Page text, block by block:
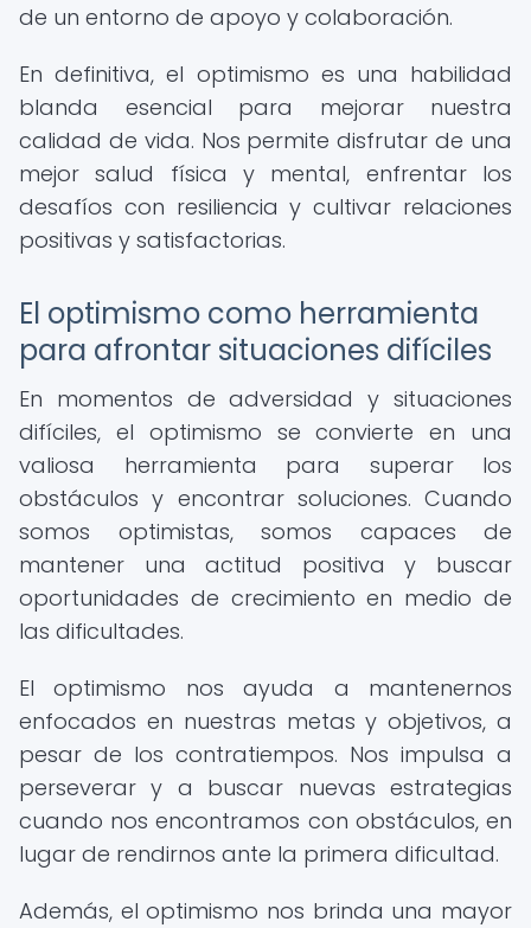
de un entorno de apoyo y colaboración.
En definitiva, el optimismo es una habilidad
blanda esencial para mejorar nuestra
calidad de vida. Nos permite disfrutar de una
mejor salud física y mental, enfrentar los
desafíos con resiliencia y cultivar relaciones
positivas y satisfactorias.
El optimismo como herramienta
para afrontar situaciones difíciles
En momentos de adversidad y situaciones
difíciles, el optimismo se convierte en una
valiosa herramienta para superar los
obstáculos y encontrar soluciones. Cuando
somos optimistas, somos capaces de
mantener una actitud positiva y buscar
oportunidades de crecimiento en medio de
las dificultades.
El optimismo nos ayuda a mantenernos
enfocados en nuestras metas y objetivos, a
pesar de los contratiempos. Nos impulsa a
perseverar y a buscar nuevas estrategias
cuando nos encontramos con obstáculos, en
lugar de rendirnos ante la primera dificultad.
Además, el optimismo nos brinda una mayor